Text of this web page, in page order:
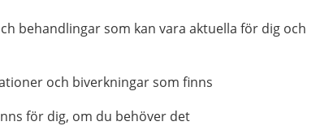
behandlingar som kan vara aktuella för dig och
och biverkningar som finns
för dig, om du behöver det